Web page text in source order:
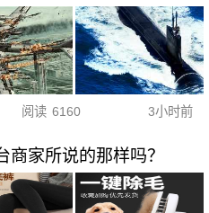
阅读 6160 3小时前
家所说的那样吗？